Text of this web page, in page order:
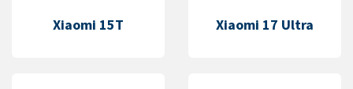
Xiaomi 15T Xiaomi 17 Ultra